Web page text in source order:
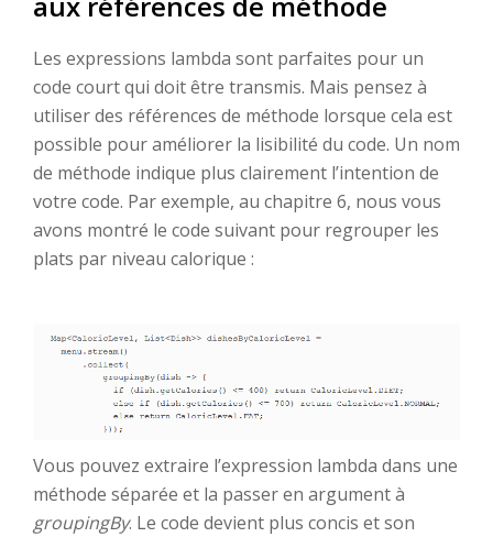
Les expressions lambda sont parfaites pour un
code court qui doit être transmis. Mais pensez à
utiliser des références de méthode lorsque cela est
possible pour améliorer la lisibilité du code. Un nom
de méthode indique plus clairement l’intention de
votre code. Par exemple, au chapitre 6, nous vous
avons montré le code suivant pour regrouper les
plats par niveau calorique :
Vous pouvez extraire l’expression lambda dans une
méthode séparée et la passer en argument à
groupingBy. Le code devient plus concis et son